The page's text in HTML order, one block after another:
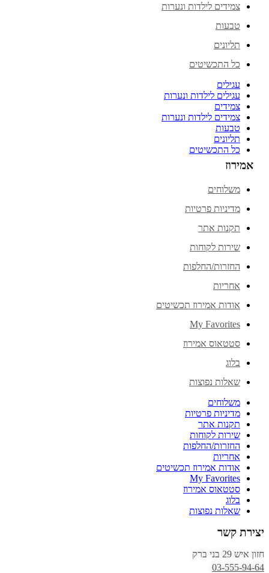
צמידים לילדות ונערות
טבעות
תליונים
כל התכשיטים
עגילים
עגילים לילדות ונערות
צמידים
צמידים לילדות ונערות
טבעות
תליונים
כל התכשיטים
אמירוז
משלוחים
מדיניות פרטיות
תקנות אתר
שירות לקוחות
החזרות/החלפות
אחריות
אודות אמירוז תכשיטים
My Favorites
סטטאוס אמירוז
בלוג
שאלות נפוצות
משלוחים
מדיניות פרטיות
תקנות אתר
שירות לקוחות
החזרות/החלפות
אחריות
אודות אמירוז תכשיטים
My Favorites
סטטאוס אמירוז
בלוג
שאלות נפוצות
יצירת קשר
חזון איש 29 בני ברק
03-555-94-64